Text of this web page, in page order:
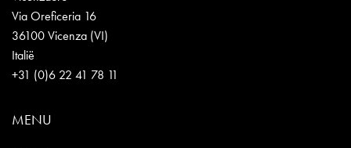
Via Oreficeria 16
36100 Vicenza (VI)
Italië
+31 (0)6 22 41 78 11
MENU